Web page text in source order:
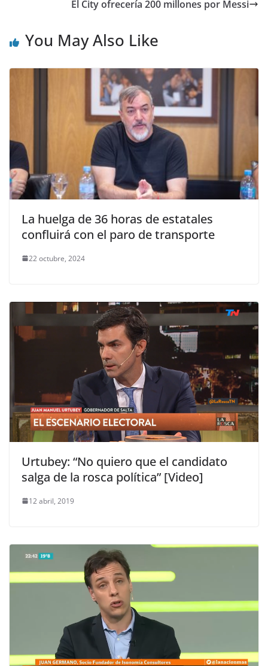
El City ofrecería 200 millones por Messi
You May Also Like
La huelga de 36 horas de estatales
confluirá con el paro de transporte
22 octubre, 2024
Urtubey: “No quiero que el candidato
salga de la rosca política” [Video]
12 abril, 2019